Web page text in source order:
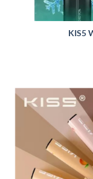
KIS5